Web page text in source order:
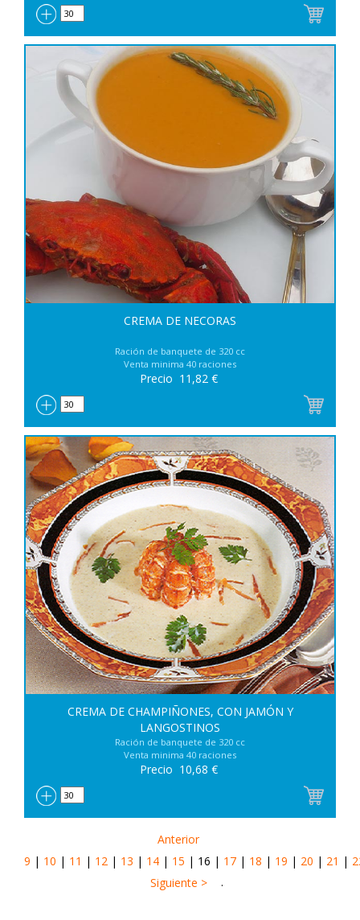
CREMA DE NECORAS
Ración de banquete de 320 cc
Venta minima 40 raciones
Precio 11,82€
CREMA DE CHAMPIÑONES, CON JAMÓN Y
LANGOSTINOS
Ración de banquete de 320 cc
Venta minima 40 raciones
Precio 10,68 €
Anterior
9 | 10 | 11 | 12 | 13 | 14 | 15 | 16 | 17 | 18 | 19 | 20 | 21 |
Siguiente >
.